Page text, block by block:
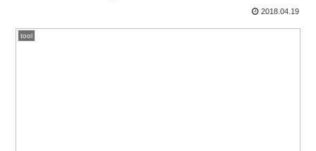
2018.04.19
tool